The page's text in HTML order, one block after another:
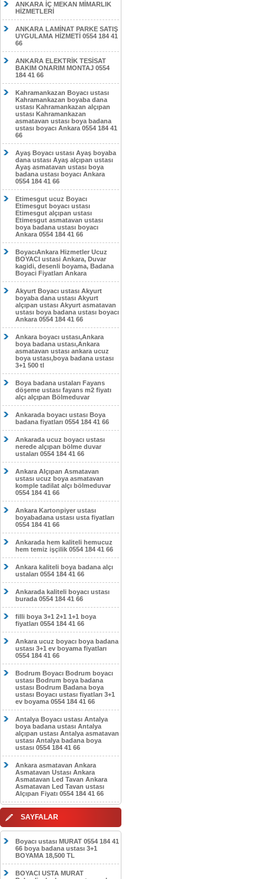
ANKARA İÇ MEKAN MİMARLIK
HİZMETLERİ
ANKARA LAMİNAT PARKE SATIŞ
UYGULAMA HİZMETİ 0554 184 41
66
ANKARA ELEKTRİK TESİSAT
BAKIM ONARIM MONTAJ 0554
184 41 66
Kahramankazan Boyacı ustası
Kahramankazan boyaba dana
ustası Kahramankazan alçıpan
ustası Kahramankazan
asmatavan ustası boya badana
ustası boyacı Ankara 0554 184 41
66
Ayaş Boyacı ustası Ayaş boyaba
dana ustası Ayaş alçıpan ustası
Ayaş asmatavan ustası boya
badana ustası boyacı Ankara
0554 184 41 66
Etimesgut ucuz Boyacı
Etimesgut boyacı ustası
Etimesgut alçıpan ustası
Etimesgut asmatavan ustası
boya badana ustası boyacı
Ankara 0554 184 41 66
BoyacıAnkara Hizmetler Ucuz
BOYACI ustasi Ankara, Duvar
kagidi, desenli boyama, Badana
Boyaci Fiyatları Ankara
Akyurt Boyacı ustası Akyurt
boyaba dana ustası Akyurt
alçıpan ustası Akyurt asmatavan
ustası boya badana ustası boyacı
Ankara 0554 184 41 66
Ankara boyacı ustası,Ankara
boya badana ustası,Ankara
asmatavan ustası ankara ucuz
boya ustası,boya badana ustası
3+1 500 tl
Boya badana ustaları Fayans
döşeme ustası fayans m2 fiyatı
alçı alçıpan Bölmeduvar
Ankarada boyacı ustası Boya
badana fiyatları 0554 184 41 66
Ankarada ucuz boyacı ustası
nerede alçıpan bölme duvar
ustaları 0554 184 41 66
Ankara Alçıpan Asmatavan
ustası ucuz boya asmatavan
komple tadilat alçı bölmeduvar
0554 184 41 66
Ankara Kartonpiyer ustası
boyabadana ustası usta fiyatları
0554 184 41 66
Ankarada hem kaliteli hemucuz
hem temiz işçilik 0554 184 41 66
Ankara kaliteli boya badana alçı
ustaları 0554 184 41 66
Ankarada kaliteli boyacı ustası
burada 0554 184 41 66
filli boya 3+1 2+1 1+1 boya
fiyatları 0554 184 41 66
Ankara ucuz boyacı boya badana
ustası 3+1 ev boyama fiyatları
0554 184 41 66
Bodrum Boyacı Bodrum boyacı
ustası Bodrum boya badana
ustası Bodrum Badana boya
ustası Boyacı ustası fiyatları 3+1
ev boyama 0554 184 41 66
Antalya Boyacı ustası Antalya
boya badana ustası Antalya
alçıpan ustası Antalya asmatavan
ustası Antalya badana boya
ustası 0554 184 41 66
Ankara asmatavan Ankara
Asmatavan Ustası Ankara
Asmatavan Led Tavan Ankara
Asmatavan Led Tavan ustası
Alçıpan Fiyatı 0554 184 41 66
SAYFALAR
Boyacı ustası MURAT 0554 184 41
66 boya badana ustası 3+1
BOYAMA 18,500 TL
BOYACI USTA MURAT